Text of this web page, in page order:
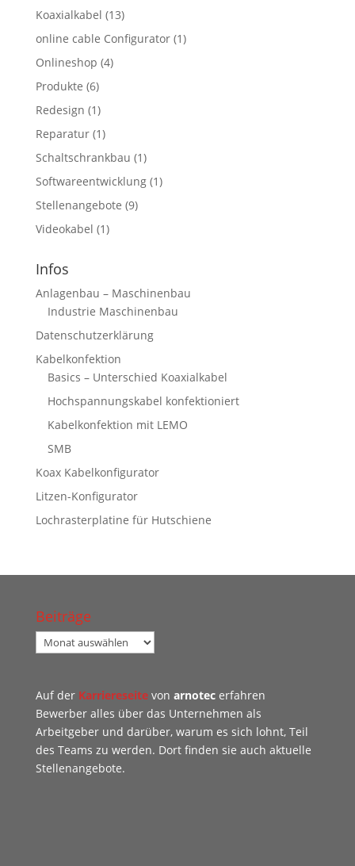
Koaxialkabel (13)
online cable Configurator(1)
Onlineshop (4)
Produkte (6)
Redesign (1)
Reparatur(1)
Schaltschrankbau (1)
Softwareentwicklung(1)
Stellenangebote (9)
Videokabel (1)
Infos
Anlagenbau – Maschinenbau
Industrie Maschinenbau
Datenschutzerklärung
Kabelkonfektion
Basics – Unterschied Koaxialkabel
Hochspannungskabel konfektioniert
Kabelkonfektion mit LEMO
SMB
Koax Kabelkonfigurator
Litzen-Konfigurator
Lochrasterplatine für Hutschiene
Beiträge
Beiträge
Auf der Karriereseitevon arnotecerfahren
Bewerber alles über das Unternehmen als
Arbeitgeber und darüber, warum es sich lohnt, Teil
des Teams zu werden. Dort finden sie auch aktuelle
Stellenangebote.